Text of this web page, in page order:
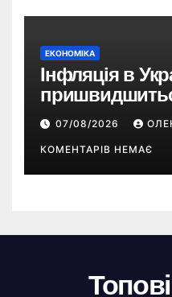
ЕКОНОМІКА
Інфляція в
році —
07/08/2026
КОМЕНТАРІВ НЕМАЄ